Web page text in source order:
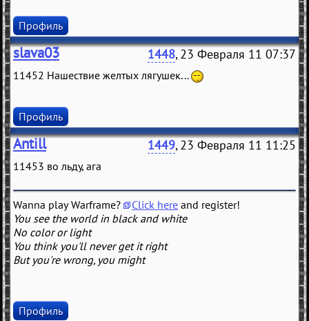
Профиль
slava03 1448, 23 Февраля 11 07:37
11452 Нашествие желтых лягушек...
Профиль
Antill 1449, 23 Февраля 11 11:25
11453 во льду, ага
Wanna play Warframe? Click here and register!
You see the world in black and white
No color or light
You think you'll never get it right
But you're wrong, you might
Профиль